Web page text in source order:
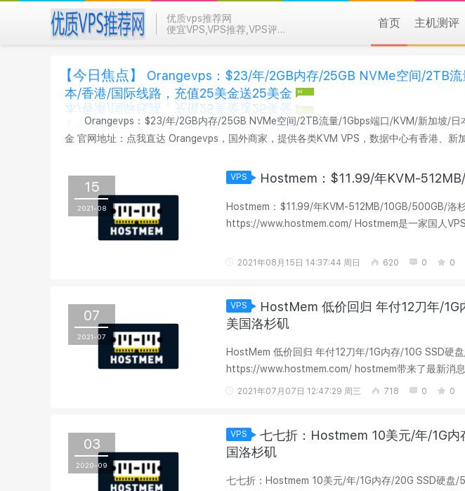
优质vps推荐网
便宜VPS,VPS推荐,VPS评测
首页 主机测评
【今日焦点】
Orangevps：$23/年/2GB内存/25GB NVMe空间/2TB
本/香港/国际线路，充值25美金送25美金
Orangevps：$23/年/2GB内存/25GB NVMe空间/2TB流量/1Gbps端口/KVM/新加坡/
金 官网地址：点我直达 Orangevps，国外商家，提供各类KVM VPS，数据中心有香港、新加坡、日本、堪萨斯等。现在有活动，
15
2021-08
VPS Hostmem：$11.99/年KVM-
Hostmem：$11.99/年KVM-512MB/10GB/500GB/洛杉矶机房
https://www.hostmem.com/ Hostmem是一家国人
2021年08月15日 14:37:44 周日 620 0 0
07
2021-07
VPS
HostMem 低价回归 年付12刀年/
美国洛杉矶
HostMem 低价回归 年付12刀年/1G内存/10G SSD硬盘/500G
https://www.hostmem.com/ hostmem带来了最新消
的时候可以选择是否自带 BBR 版本...
2021年07月07日 12:47:29 周三 718 0 0
03
2020-09
VPS
七七折：Hostmem 10美元/年/1G
国洛杉矶
七七折：Hostmem 10美元/年/1G内存/20G SSD硬盘/500G流